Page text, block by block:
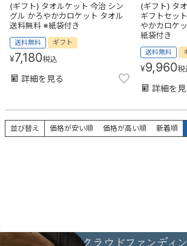
(ギフト) タオルケット 今治 シン
グル かろやかカロケット タオル
送料無料 ※紙袋付き
送料無料 ギフト
¥7,180税込
詳細を見る
(ギフト) タ
ギフトセッ
やかカロケ
紙袋付き
送料無料
¥9,960税
詳細を見
並び替え 価格が安い順 価格が高い順 新着順